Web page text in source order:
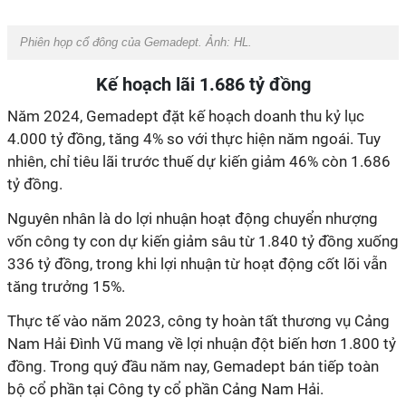
Phiên họp cổ đông của Gemadept. Ảnh: HL.
Kế hoạch lãi 1.686 tỷ đồng
Năm 2024, Gemadept đặt kế hoạch doanh thu kỷ lục
4.000 tỷ đồng, tăng 4% so với thực hiện năm ngoái. Tuy
nhiên, chỉ tiêu lãi trước thuế dự kiến giảm 46% còn 1.686
tỷ đồng.
Nguyên nhân là do lợi nhuận hoạt động chuyển nhượng
vốn công ty con dự kiến giảm sâu từ 1.840 tỷ đồng xuống
336 tỷ đồng, trong khi lợi nhuận từ hoạt động cốt lõi vẫn
tăng trưởng 15%.
Thực tế vào năm 2023, công ty hoàn tất thương vụ Cảng
Nam Hải Đình Vũ mang về lợi nhuận đột biến hơn 1.800 tỷ
đồng. Trong quý đầu năm nay, Gemadept bán tiếp toàn
bộ cổ phần tại Công ty cổ phần Cảng Nam Hải.